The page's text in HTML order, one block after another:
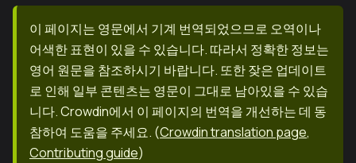
이 페이지는 영문에서 기계 번역되었으므로 오역이나
어색한 표현이 있을 수 있습니다. 따라서 정확한 정보는
영어 원문을 참조하시기 바랍니다. 또한 잦은 업데이트
로 인해 일부 콘텐츠는 영문이 그대로 남아있을 수 있습
니다. Crowdin에서 이 페이지의 번역을 개선하는 데 동
참하여 도움을 주세요. (Crowdin translation page,
Contributing guide)